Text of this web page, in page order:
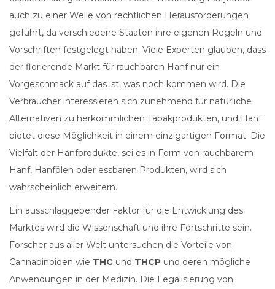
auch zu einer Welle von rechtlichen Herausforderungen
geführt, da verschiedene Staaten ihre eigenen Regeln und
Vorschriften festgelegt haben. Viele Experten glauben, dass
der florierende Markt für rauchbaren Hanf nur ein
Vorgeschmack auf das ist, was noch kommen wird. Die
Verbraucher interessieren sich zunehmend für natürliche
Alternativen zu herkömmlichen Tabakprodukten, und Hanf
bietet diese Möglichkeit in einem einzigartigen Format. Die
Vielfalt der Hanfprodukte, sei es in Form von rauchbarem
Hanf, Hanfölen oder essbaren Produkten, wird sich
wahrscheinlich erweitern.
Ein ausschlaggebender Faktor für die Entwicklung des
Marktes wird die Wissenschaft und ihre Fortschritte sein.
Forscher aus aller Welt untersuchen die Vorteile von
Cannabinoiden wie THC und THCP und deren mögliche
Anwendungen in der Medizin. Die Legalisierung von